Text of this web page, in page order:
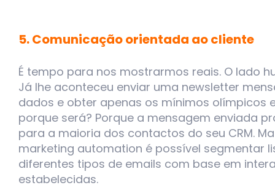
5. Comunicação orientada ao cliente
É tempo para nos mostrarmos reais. O lado
Já lhe aconteceu enviar uma newsletter
dados e obter apenas os mínimos olímpicos
porque será? Porque a mensagem enviada
para a maioria dos contactos do seu CRM.
marketing automation é possível segmentar
diferentes tipos de emails com base em
estabelecidas.